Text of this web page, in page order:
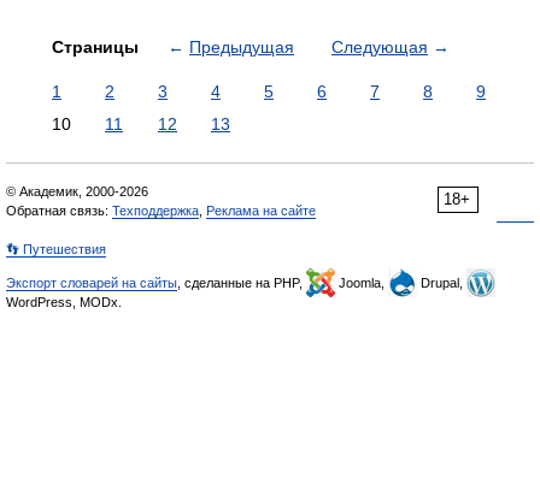
Страницы ← Предыдущая Следующая →
1 2 3 4 5 6 7 8
9
10
11 12 13
18+
© Академик, 2000-2026
Обратная связь: Техподдержка Реклама на сайте
👣 Путешествия
Экспорт словарей на сайты , сделанные на PHP, Joomla,
Drupal,
WordPress, MODx.